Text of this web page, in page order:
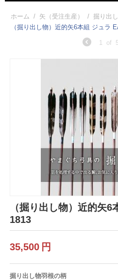
ホーム / 矢（受注生産） / 掘り出
（掘り出し物）近的矢6本組 ジュラ
1 of
（掘り出し物）近的矢
1813
35,500 円
掘り出し物羽根の柄